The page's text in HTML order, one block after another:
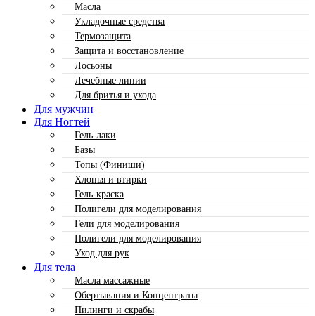
Масла
Укладочные средства
Термозащита
Защита и восстановление
Лосьоны
Лечебные линии
Для бритья и ухода
Для мужчин
Для Ногтей
Гель-лаки
Базы
Топы (Финиши)
Хлопья и втирки
Гель-краска
Полигели для моделирования
Гели для моделирования
Полигели для моделирования
Уход для рук
Для тела
Масла массажные
Обертывания и Концентраты
Пилинги и скрабы